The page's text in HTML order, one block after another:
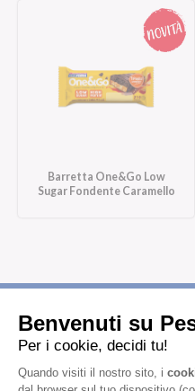
Barretta One&Go Low
Sugar Fondente Caramello
Iscriviti